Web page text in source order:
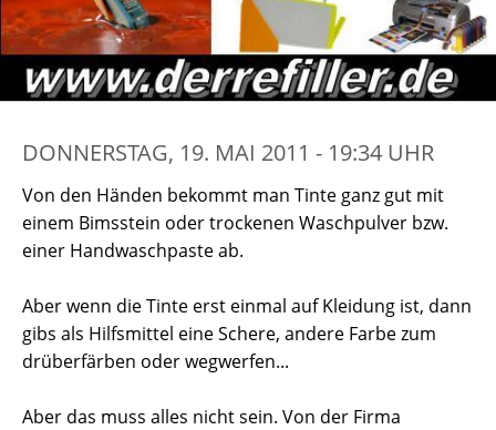
DONNERSTAG, 19. MAI 2011 - 19:34 UHR
Von den Händen bekommt man Tinte ganz gut mit
einem Bimsstein oder trockenen Waschpulver bzw.
einer Handwaschpaste ab.
Aber wenn die Tinte erst einmal auf Kleidung ist, dann
gibs als Hilfsmittel eine Schere, andere Farbe zum
drüberfärben oder wegwerfen...
Aber das muss alles nicht sein. Von der Firma